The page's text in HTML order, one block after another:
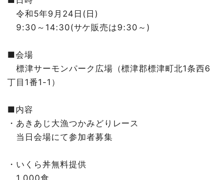
令和5年9月24日(日)
9:30～14:30(サケ販売は9:30～)
■会場
標津サーモンパーク広場（標津郡標津町北1条西6
丁目1番1-1）
■内容
・あきあじ大漁つかみどりレース
当日会場にて参加者募集
・いくら丼無料提供